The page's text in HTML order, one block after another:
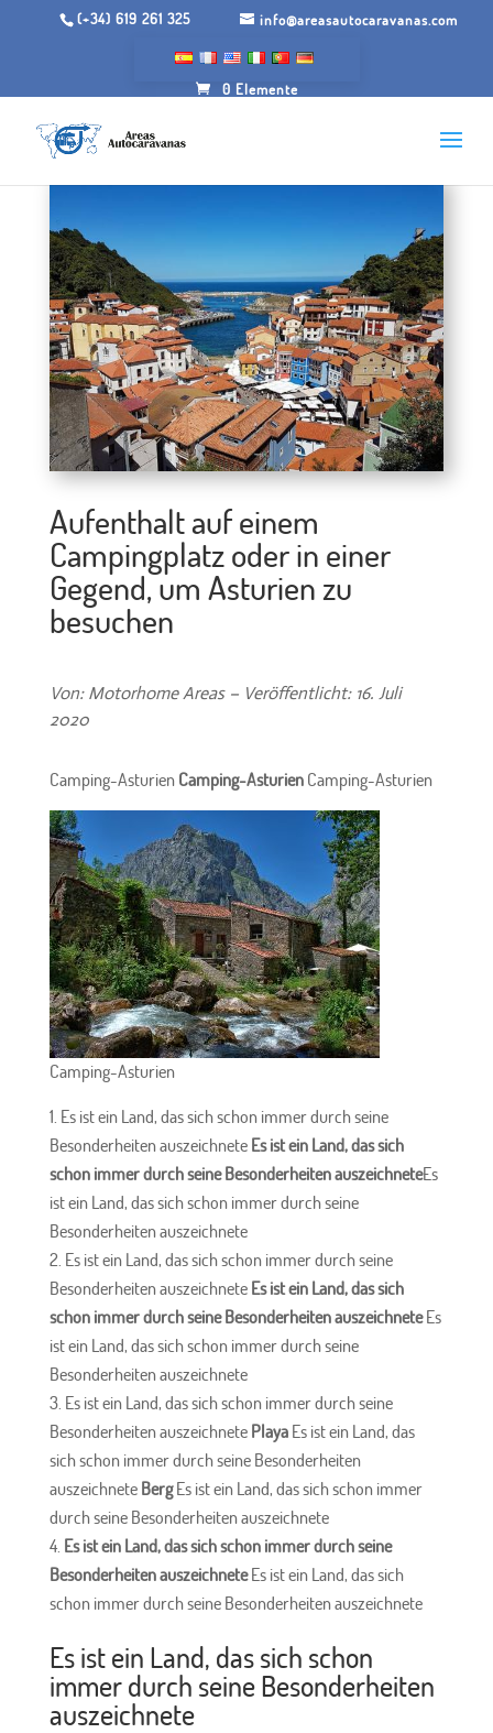
(+34) 619 261 325 info@areasautocaravanas.com
0 Elemente
Aufenthalt auf einem
Campingplatz oder in einer
Gegend, um Asturien zu
besuchen
Von: Motorhome Areas – Veröffentlicht: 16. Juli
2020
Camping-Asturien Camping-AsturienCamping-Asturien
Camping-Asturien
Es ist ein Land, das sich schon immer durch seine
Besonderheiten auszeichnete Es ist ein Land, das sich
schon immer durch seine Besonderheiten auszeichneteEs
ist ein Land, das sich schon immer durch seine
Besonderheiten auszeichnete
Es ist ein Land, das sich schon immer durch seine
Besonderheiten auszeichnete Es ist ein Land, das sich
schon immer durch seine Besonderheiten auszeichneteEs
ist ein Land, das sich schon immer durch seine
Besonderheiten auszeichnete
Es ist ein Land, das sich schon immer durch seine
Besonderheiten auszeichnete PlayaEs ist ein Land, das
sich schon immer durch seine Besonderheiten
auszeichnete BergEs ist ein Land, das sich schon immer
durch seine Besonderheiten auszeichnete
Es ist ein Land, das sich schon immer durch seine
Besonderheiten auszeichneteEs ist ein Land, das sich
schon immer durch seine Besonderheiten auszeichnete
Es ist ein Land, das sich schon
immer durch seine Besonderheiten
auszeichnete